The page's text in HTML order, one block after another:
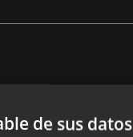
de sus datos